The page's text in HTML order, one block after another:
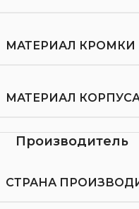
МАТЕРИАЛ КРОМКИ
МАТЕРИАЛ
Производитель
СТРАНА